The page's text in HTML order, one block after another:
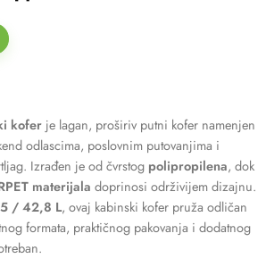
kofer je lagan, proširiv putni kofer namenjen
odlascima, poslovnim putovanjima i
Izrađen je od čvrstog polipropilena, dok
materijala doprinosi održivijem dizajnu.
/ 42,8 L, ovaj kabinski kofer pruža odličan
formata, praktičnog pakovanja i dodatnog